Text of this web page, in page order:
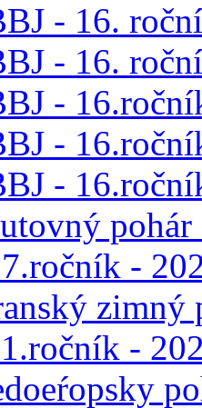
- 16.
- 16.
-
-
-
-
zimný
-